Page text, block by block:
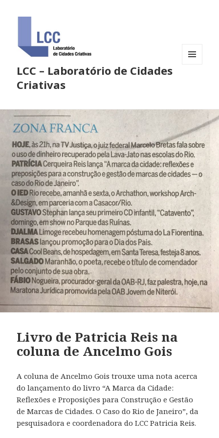
LCC – Laboratório de Cidades
Criativas
Livro de Patricia Reis na
coluna de Ancelmo Gois
A coluna de Ancelmo Gois trouxe uma nota acerca
do lançamento do livro “A Marca da Cidade:
Reflexões e Proposições para Construção e Gestão
de Marcas de Cidades. O Caso do Rio de Janeiro”, da
pesquisadora e coordenadora do LCC Patricia Reis.